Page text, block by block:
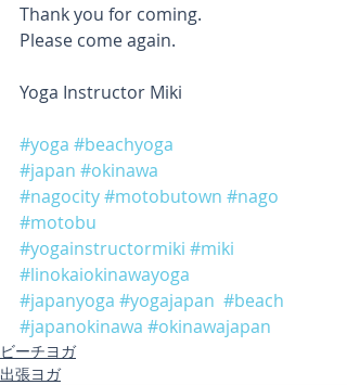
Thank you for coming.
Please come again.
Yoga Instructor Miki
#yoga #beachyoga
#japan #okinawa
#nagocity#motobutown #nago
#motobu
#yogainstructormiki #miki
#linokaiokinawayoga
#japanyoga #yogajapan #beach
#japanokinawa #okinawajapan
ビーチヨガ
出張ヨガ